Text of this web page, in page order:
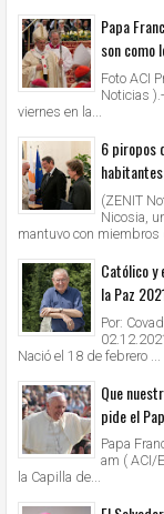
Papa
son como
Foto ACI
Noticias
viernes en la...
6 piropos
habitantes
(ZENIT
Nicosia,
mantuvo con miembros
Católico y
la Paz
Por:
Nació el 18 de febrero ...
Que
pide el
Papa
am ( ACI/
la Capilla de...